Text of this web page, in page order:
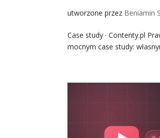
utworzone przez Beniamin
Case study · Contenty.pl
mocnym case study: